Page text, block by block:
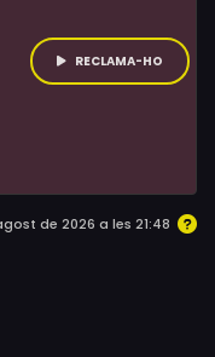
pregunta si aquest
simple justicier.
RECLAMA-HO
de 2026 a les 21:48